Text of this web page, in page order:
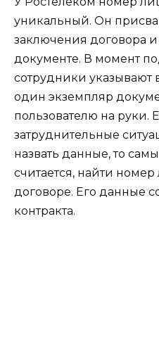
уникальный. Он
заключения договора
документе. В момент
сотрудники указывают
один экземпляр
пользователю на руки.
затруднительные
назвать данные, то
считается, найти номер
договоре. Его данные
контракта.